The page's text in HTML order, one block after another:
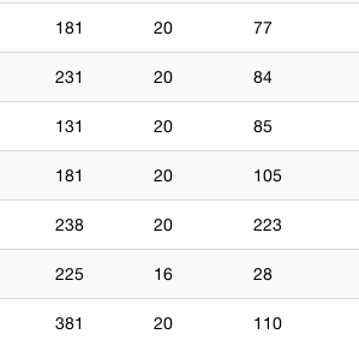
181 20 77
231 20 84
131 20 85
181 20 105
238 20 223
225 16 28
381 20 110